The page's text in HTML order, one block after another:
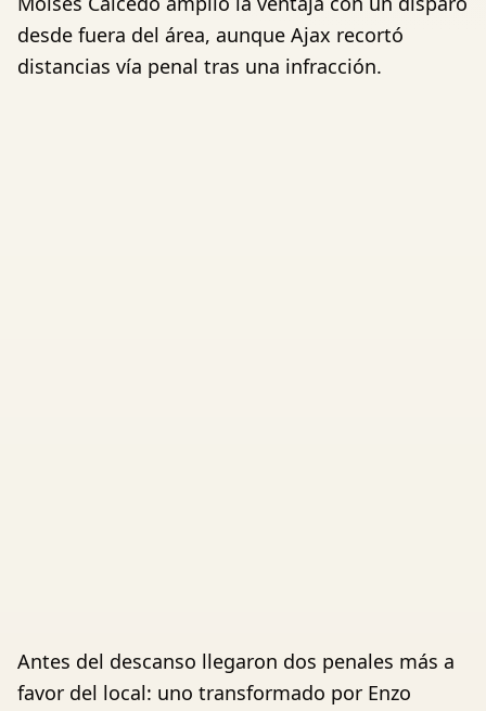
desde fuera del área, aunque Ajax recortó
distancias vía penal tras una infracción.
Antes del descanso llegaron dos penales más a
favor del local: uno transformado por Enzo